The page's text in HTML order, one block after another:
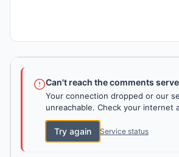
Can't reach the comments
Your connection dropped or our
unreachable. Check your internet
Try again Service status